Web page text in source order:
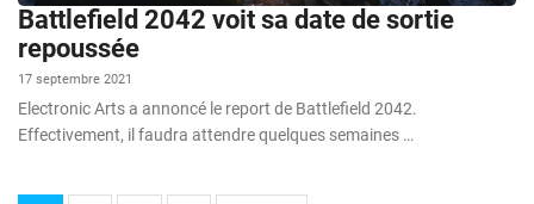
Battlefield 2042 voit sa date de sortie
repoussée
17 septembre 2021
Electronic Arts a annoncé le report de Battlefield 2042.
Effectivement, il faudra attendre quelques semaines …